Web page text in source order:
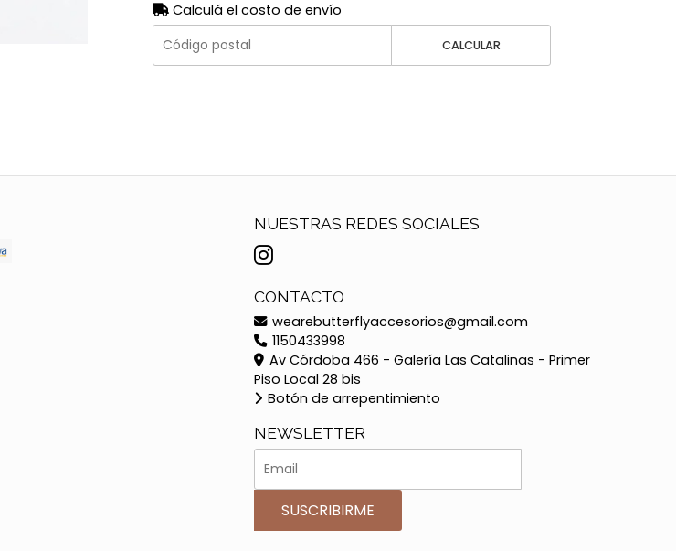
Calculá el costo de envío
CALCULAR
NUESTRAS REDES SOCIALES
CONTACTO
wearebutterflyaccesorios@gmail.com
1150433998
Av Córdoba 466 - Galería Las Catalinas - Primer
Piso Local 28 bis
Botón de arrepentimiento
NEWSLETTER
SUSCRIBIRME